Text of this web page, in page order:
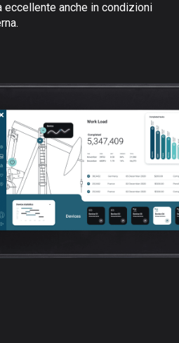
anche in condizioni